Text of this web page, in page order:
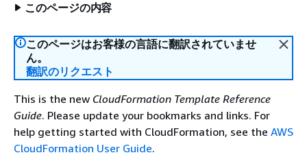
このページの内容
このページはお客様の言語に翻訳されていませ
ん。
翻訳のリクエスト
This is the new CloudFormation Template Reference
Guide. Please update your bookmarks and links. For
help getting started with CloudFormation, see the AWS
CloudFormation User Guide.